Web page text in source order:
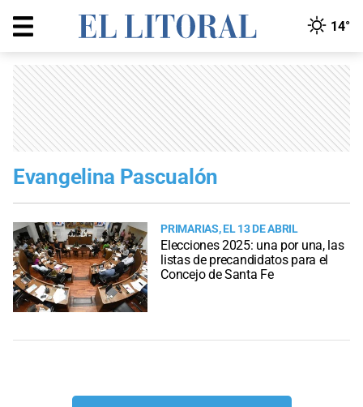
14°
Evangelina Pascualón
PRIMARIAS, EL 13 DE ABRIL
Elecciones 2025: una por una, las
listas de precandidatos para el
Concejo de Santa Fe